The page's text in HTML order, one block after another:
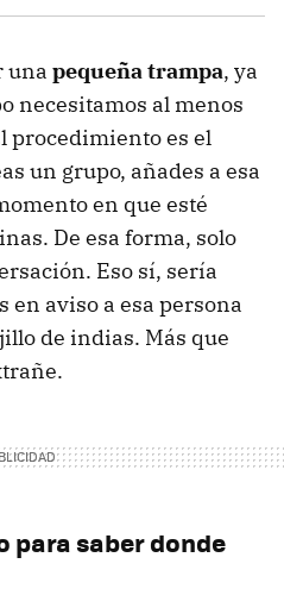
una pequeña trampa, ya
necesitamos al menos
procedimiento es el
un grupo, añades a esa
en que esté
De esa forma, solo
Eso sí, sería
en aviso a esa persona
de indias. Más que
para saber donde